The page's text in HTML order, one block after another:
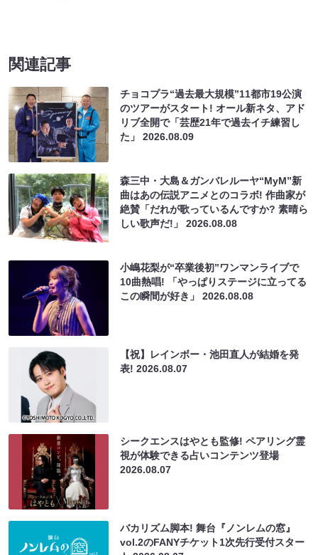
関連記事
チョコプラ“過去最大規模”11都市19公演
のツアーがスタート! オール新ネタ、アド
リブ全開で「芸歴21年で過去イチ練習し
た」2026.08.09
森三中・大島＆ガンバレルーヤ“MyM”新
曲はあの伝説アニメとのコラボ! 作曲家が
絶賛「だれが歌っているんですか? 素晴ら
しい歌声だ!」2026.08.08
小嶋花梨が“卒業後初”ワンマンライブで
10曲熱唱! 「やっぱりステージに立ってる
この瞬間が好き」2026.08.08
【祝】レインボー・池田直人が結婚を発
表!2026.08.07
シークエンスはやとも監修! ペアリング霊
視が体験できる占いコンテンツ登場
2026.08.07
バカリズム脚本! 舞台『ノンレムの窓』
vol.2のFANYチケット1次先行受付スター